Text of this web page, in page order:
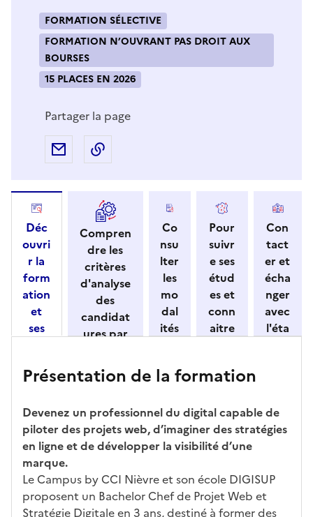
FORMATION SÉLECTIVE
FORMATION N’OUVRANT PAS DROIT AUX
BOURSES
15 PLACES EN 2026
Partager la page
Partager par e-mail
Déc
ouvri
r la
form
ation
et
ses
stiqu
Compren
dre les
critères
d'analyse
des
candidat
ures par
ment
Co
nsu
lter
les
mo
dal
ités
ndi
ure
Pour
suivr
e ses
étud
es et
conn
aitre
uché
Con
tact
er et
écha
nger
avec
l'éta
Présentation de la formation
Devenez un professionnel du digital capable de
piloter des projets web, d’imaginer des stratégies
en ligne et de développer la visibilité d’une
marque.
Le Campus by CCI Nièvre et son école DIGISUP
proposent un Bachelor Chef de Projet Web et
Stratégie Digitale en 3 ans, destiné à former des